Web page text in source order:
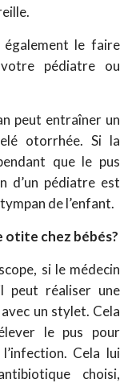
le faire
pédiatre ou
peut entraîner un
otorrhée. Si la
que le pus
d’un pédiatre est
de l’enfant.
otite chez bébés?
si le médecin
peut réaliser une
un stylet. Cela
le pus pour
Cela lui
choisi,